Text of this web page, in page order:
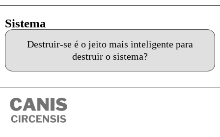
Sistema
Destruir-se é o jeito mais inteligente para
destruir o sistema?